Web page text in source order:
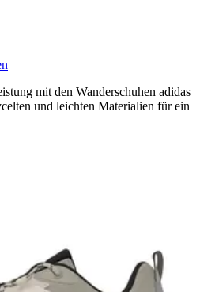
mit den Wanderschuhen adidas
und leichten Materialien für ein